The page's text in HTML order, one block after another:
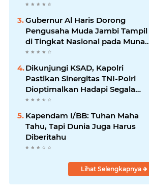
Tanjabtim
Gubernur Al Haris Dorong
Pengusaha Muda Jambi Tampil
di Tingkat Nasional pada Munas
HIPMI ke-18
Dikunjungi KSAD, Kapolri
Pastikan Sinergitas TNI-Polri
Dioptimalkan Hadapi Segala
Bentuk Ancaman
Kapendam I/BB: Tuhan Maha
Tahu, Tapi Dunia Juga Harus
Diberitahu
Lihat Selengkapnya